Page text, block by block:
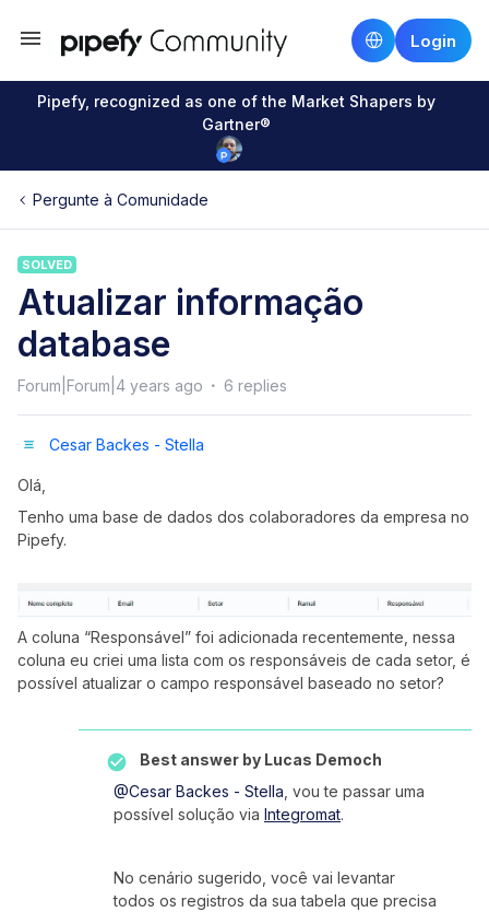
Login
Pipefy, recognized as one of the Market Shapers by
Gartner®
Pergunte à Comunidade
SOLVED
Atualizar informação
database
Forum|Forum|4 years ago 6 replies
Cesar Backes - Stella
Olá,
Tenho uma base de dados dos colaboradores da empresa no
Pipefy.
A coluna “Responsável” foi adicionada recentemente, nessa
coluna eu criei uma lista com os responsáveis de cada setor, é
possível atualizar o campo responsável baseado no setor?
Best answer by Lucas Democh
@Cesar Backes - Stella , vou te passar uma
possível solução via Integromat.
No cenário sugerido, você vai levantar
todos os registros da sua tabela que precisa